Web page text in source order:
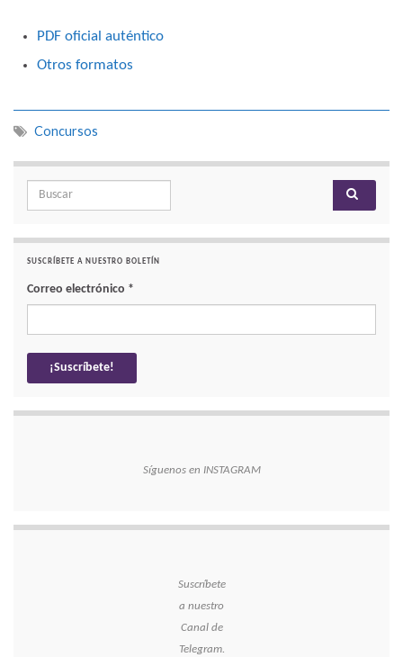
PDF oficial auténtico
Otros formatos
Concursos
Search for:
SUSCRÍBETE A NUESTRO BOLETÍN
Correo electrónico *
Síguenos en INSTAGRAM
Suscríbete
a nuestro
Canal de
Telegram.